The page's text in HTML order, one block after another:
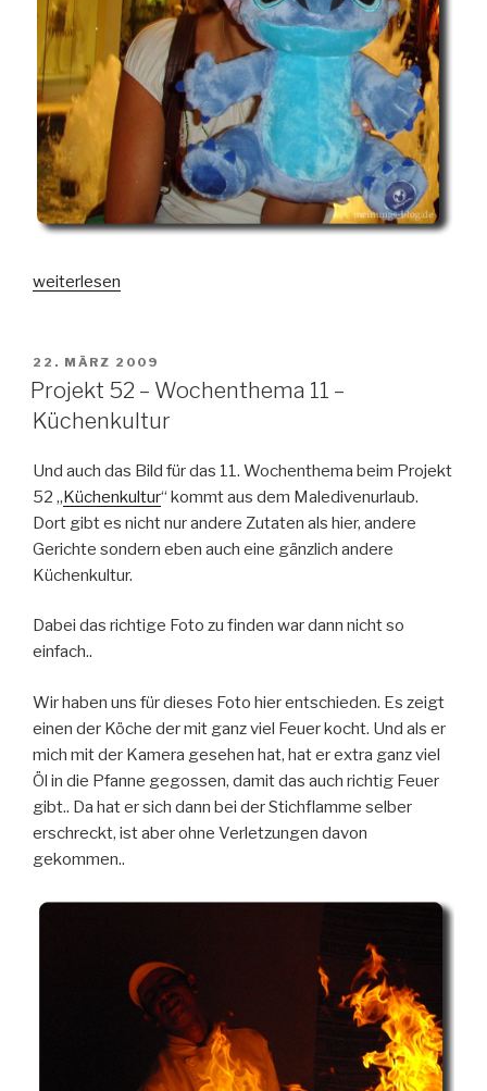
„Projekt
Wochenthema
12
–
weiterlesen
VERÖFFENTLICHT
AM
22. MÄRZ 2009
Projekt 52 – Wochenthema 11 –
Küchenkultur
Und auch das Bild für das 11. Wochenthema beim Projekt
52 „Küchenkultur“ kommt aus dem Maledivenurlaub.
Dort gibt es nicht nur andere Zutaten als hier, andere
Gerichte sondern eben auch eine gänzlich andere
Küchenkultur.
Dabei das richtige Foto zu finden war dann nicht so
einfach..
Wir haben uns für dieses Foto hier entschieden. Es zeigt
einen der Köche der mit ganz viel Feuer kocht. Und als er
mich mit der Kamera gesehen hat, hat er extra ganz viel
Öl in die Pfanne gegossen, damit das auch richtig Feuer
gibt.. Da hat er sich dann bei der Stichflamme selber
erschreckt, ist aber ohne Verletzungen davon
gekommen..